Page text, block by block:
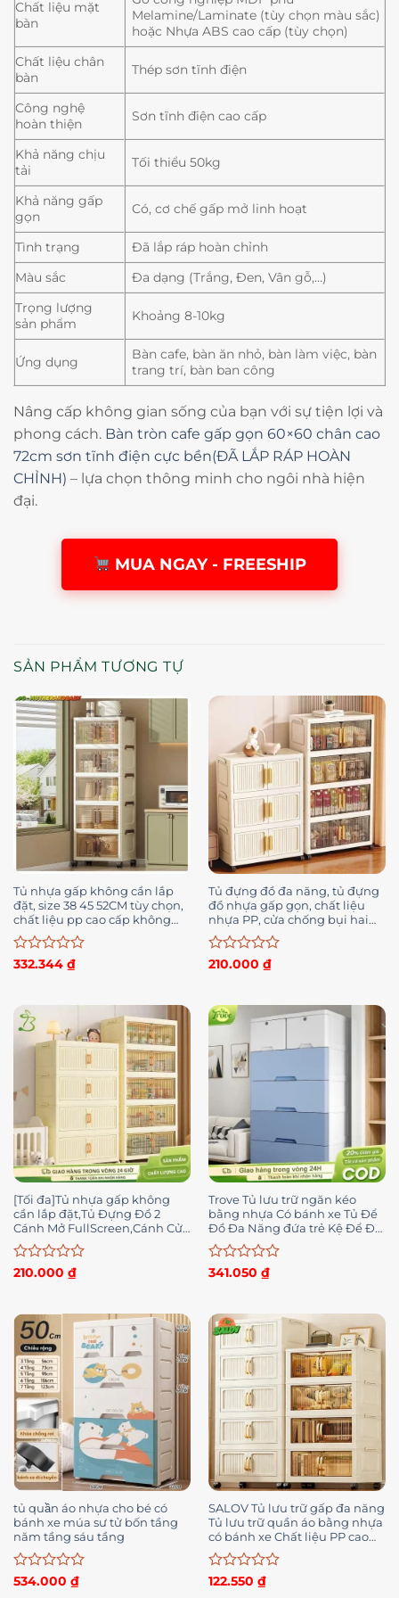
Chất liệu mặt
bàn
Melamine/Laminate (tùy chọn màu sắc)
hoặc Nhựa ABS cao cấp (tùy chọn)
Chất liệu chân
bàn
Thép sơn tĩnh điện
Công nghệ
hoàn thiện
Sơn tĩnh điện cao cấp
Khả năng chịu
tải
Tối thiểu 50kg
Khả năng gấp
gọn
Có, cơ chế gấp mở linh hoạt
Tình trạng
Đã lắp ráp hoàn chỉnh
Màu sắc
Đa dạng (Trắng, Đen, Vân gỗ,…)
Trọng lượng
sản phẩm
Khoảng 8-10kg
Ứng dụng
Bàn cafe, bàn ăn nhỏ, bàn làm việc, bàn
trang trí, bàn ban công
Nâng cấp không gian sống của bạn với sự tiện lợi và
phong cách. Bàn tròn cafe gấp gọn 60×60 chân cao
72cm sơn tĩnh điện cực bền(ĐÃ LẮP RÁP HOÀN
CHỈNH) – lựa chọn thông minh cho ngôi nhà hiện
đại.
MUA NGAY - FREESHIP
SẢN PHẨM TƯƠNG TỰ
Tủ nhựa gấp không cần lắp
đặt, size 38 45 52CM tùy chọn,
chất liệu pp cao cấp không
mùi
Được
5
sao
332.344 ₫
Tủ đựng đồ đa năng, tủ đựng
đồ nhựa gấp gọn, chất liệu
nhựa PP, cửa chống bụi hai
lớp
Được
0
5
210.000 ₫
[Tối đa]Tủ nhựa gấp không
cần lắp đặt,Tủ Đựng Đồ 2
Cánh Mở FullScreen,Cánh Cửa
Hút Nam Châm,chất liệu pp
cao cấp
Được
0
sao
210.000 ₫
Trove Tủ lưu trữ ngăn kéo
bằng nhựa Có bánh xe Tủ Để
Đồ Đa Năng đứa trẻ Kệ Để Đồ
Tiện Lợi Khóa
Được
0
5
sao
341.050 ₫
tủ quần áo nhựa cho bé có
bánh xe múa sư tử bốn tầng
năm tầng sáu tầng
Được
534.000 ₫
SALOV Tủ lưu trữ gấp đa năng
Tủ lưu trữ quần áo bằng nhựa
có bánh xe Chất liệu PP cao
cấp, không mùi Tủ đựng đồ
gấp
Được
122.550 ₫